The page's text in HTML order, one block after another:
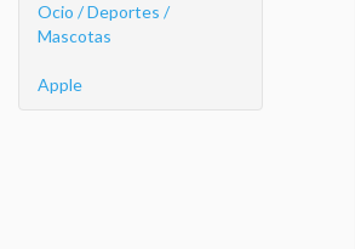
Ocio / Deportes /
Mascotas
Apple